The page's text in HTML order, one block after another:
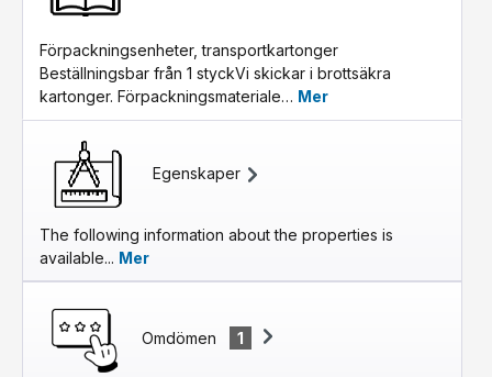
Förpackningsenheter, transportkartonger
Beställningsbar från 1 styckVi skickar i brottsäkra
kartonger. Förpackningsmateriale… Mer
Egenskaper
The following information about the properties is
available... Mer
Omdömen 1